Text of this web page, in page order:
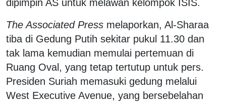
dipimpin AS untuk melawan kelompok ISIS.
The Associated Press melaporkan, Al-Sharaa
tiba di Gedung Putih sekitar pukul 11.30 dan
tak lama kemudian memulai pertemuan di
Ruang Oval, yang tetap tertutup untuk pers.
Presiden Suriah memasuki gedung melalui
West Executive Avenue, yang bersebelahan